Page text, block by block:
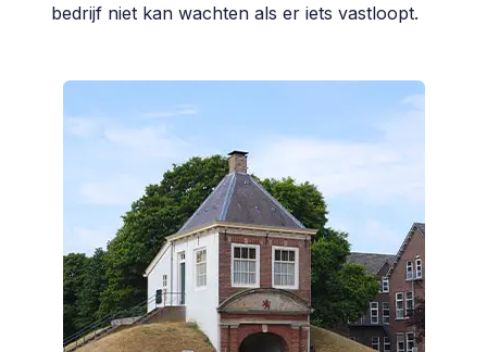
bedrijf niet kan wachten als er iets vastloopt.